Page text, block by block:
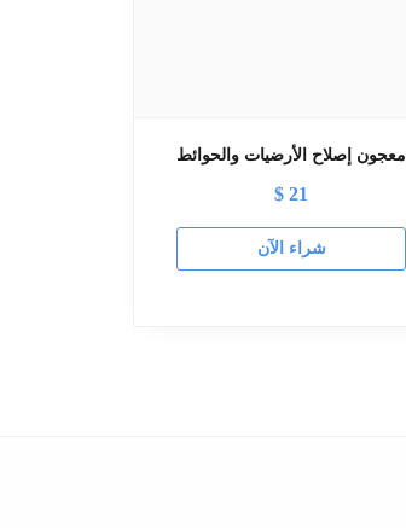
معجون إصلاح الأرضيات والحوائط
21
$
شراء الآن